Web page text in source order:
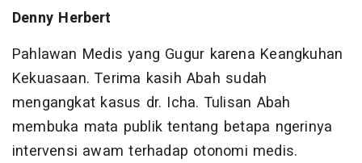
Denny Herbert
Pahlawan Medis yang Gugur karena Keangkuhan
Kekuasaan. Terima kasih Abah sudah
mengangkat kasus dr. Icha. Tulisan Abah
membuka mata publik tentang betapa ngerinya
intervensi awam terhadap otonomi medis.